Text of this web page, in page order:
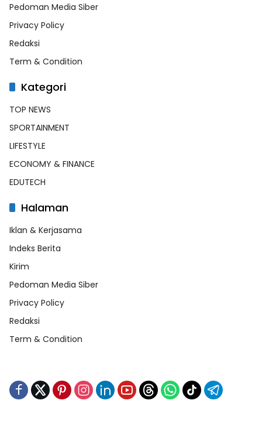
Pedoman Media Siber
Privacy Policy
Redaksi
Term & Condition
Kategori
TOP NEWS
SPORTAINMENT
LIFESTYLE
ECONOMY & FINANCE
EDUTECH
Halaman
Iklan & Kerjasama
Indeks Berita
Kirim
Pedoman Media Siber
Privacy Policy
Redaksi
Term & Condition